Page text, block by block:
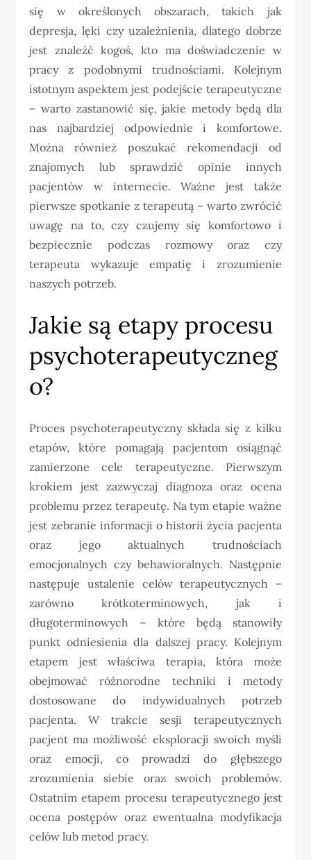
się w określonych obszarach, takich jak
depresja, lęki czy uzależnienia, dlatego dobrze
jest znaleźć kogoś, kto ma doświadczenie w
pracy z podobnymi trudnościami. Kolejnym
istotnym aspektem jest podejście terapeutyczne
– warto zastanowić się, jakie metody będą dla
nas najbardziej odpowiednie i komfortowe.
Można również poszukać rekomendacji od
znajomych lub sprawdzić opinie innych
pacjentów w internecie. Ważne jest także
pierwsze spotkanie z terapeutą – warto zwrócić
uwagę na to, czy czujemy się komfortowo i
bezpiecznie podczas rozmowy oraz czy
terapeuta wykazuje empatię i zrozumienie
naszych potrzeb.
Jakie są etapy procesu
psychoterapeutyczneg
o?
Proces psychoterapeutyczny składa się z kilku
etapów, które pomagają pacjentom osiągnąć
zamierzone cele terapeutyczne. Pierwszym
krokiem jest zazwyczaj diagnoza oraz ocena
problemu przez terapeutę. Na tym etapie ważne
jest zebranie informacji o historii życia pacjenta
oraz jego aktualnych trudnościach
emocjonalnych czy behawioralnych. Następnie
następuje ustalenie celów terapeutycznych –
zarówno krótkoterminowych, jak i
długoterminowych – które będą stanowiły
punkt odniesienia dla dalszej pracy. Kolejnym
etapem jest właściwa terapia, która może
obejmować różnorodne techniki i metody
dostosowane do indywidualnych potrzeb
pacjenta. W trakcie sesji terapeutycznych
pacjent ma możliwość eksploracji swoich myśli
oraz emocji, co prowadzi do głębszego
zrozumienia siebie oraz swoich problemów.
Ostatnim etapem procesu terapeutycznego jest
ocena postępów oraz ewentualna modyfikacja
celów lub metod pracy.